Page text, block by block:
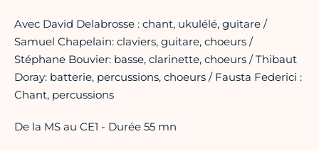
Avec David Delabrosse : chant, ukulélé, guitare /
Samuel Chapelain: claviers, guitare, choeurs /
Stéphane Bouvier: basse, clarinette, choeurs / Thibaut
Doray: batterie, percussions, choeurs / Fausta Federici :
Chant, percussions
De la MS au CE1 - Durée 55 mn